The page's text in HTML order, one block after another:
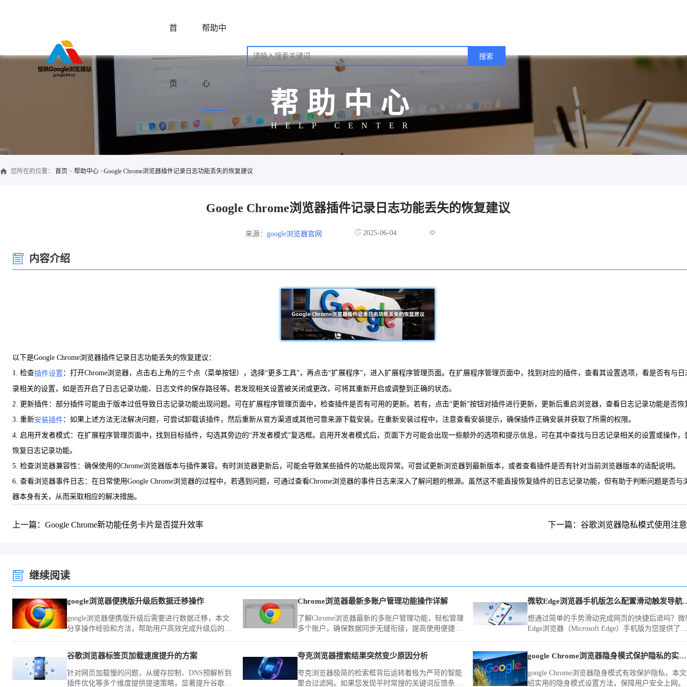
首
页
帮助中
心
帮助中心
HELP CENTER
您所在的位置： 首页 > 帮助中心 >Google Chrome浏览器插件记录日志功能丢失的恢复建议
Google Chrome浏览器插件记录日志功能丢失的恢复建议
来源： google浏览器官网 2025-06-04
内容介绍
以下是Google Chrome浏览器插件记录日志功能丢失的恢复建议：
1. 检查插件设置 ：打开Chrome浏览器，点击右上角的三个点（菜单按钮），选择“更多工具”，再点击“扩展程序”，进入扩展程序管理页面。在扩展程序管理页面中，找到对应的插件，查看其设置选项，看是否有与日
录相关的设置，如是否开启了日志记录功能、日志文件的保存路径等。若发现相关设置被关闭或更改，可将其重新开启或调整到正确的状态。
2. 更新插件：部分插件可能由于版本过低导致日志记录功能出现问题。可在扩展程序管理页面中，检查插件是否有可用的更新。若有，点击“更新”按钮对插件进行更新，更新后重启浏览器，查看日志记录功能是否恢
3. 重新安装插件：如果上述方法无法解决问题，可尝试卸载该插件，然后重新从官方渠道或其他可靠来源下载安装。在重新安装过程中，注意查看安装提示，确保插件正确安装并获取了所需的权限。
4. 启用开发者模式：在扩展程序管理页面中，找到目标插件，勾选其旁边的“开发者模式”复选框。启用开发者模式后，页面下方可能会出现一些额外的选项和提示信息，可在其中查找与日志记录相关的设置或操作，
恢复日志记录功能。
5. 检查浏览器兼容性：确保使用的Chrome浏览器版本与插件兼容。有时浏览器更新后，可能会导致某些插件的功能出现异常。可尝试更新浏览器到最新版本，或者查看插件是否有针对当前浏览器版本的适配说明。
6. 查看浏览器事件日志：在日常使用Google Chrome浏览器的过程中，若遇到问题，可通过查看Chrome浏览器的事件日志来深入了解问题的根源。虽然这不能直接恢复插件的日志记录功能，但有助于判断问题是否与
器本身有关，从而采取相应的解决措施。
上一篇：Google Chrome新功能任务卡片是否提升效率 下一篇：谷歌浏览器隐私模式使用注
继续阅读
google浏览器便携版升级后数据迁移操作
google浏览器便携版升级后需要进行数据迁移，本文
分享操作经验和方法，帮助用户高效完成升级后的配
Chrome浏览器最新多账户管理功能操作详解
了解Chrome浏览器最新的多账户管理功能，轻松管理
多个账户，确保数据同步无缝衔接，提高使用便捷性
微软Edge浏览器手
想通过简单的手势滑动完成网页的快捷后退吗？微
Edge浏览器（Microsoft Edge）手机版为您提供了
谷歌浏览器标签页加载速度提升的方案
针对网页加载慢的问题，从缓存控制、DNS预解析到
插件优化等多个维度提供提速策略，显著提升谷歌浏
夸克浏览器搜索结果突然变少原因分析
夸克浏览器极简的检索框背后运转着极为严苛的智能
聚合过滤网。如果您发现平时常搜的关键词反馈条目
google Chrome浏览器隐身模式保护隐私的实用方法
google Chrome浏览器隐身模式有效保护隐私，本
绍实用的隐身模式设置方法，保障用户安全上网。